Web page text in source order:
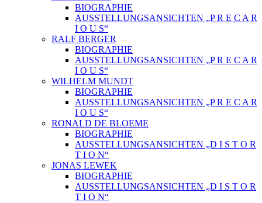
BIOGRAPHIE
AUSSTELLUNGSANSICHTEN „P R E C A R
I O U S“
RALF BERGER
BIOGRAPHIE
AUSSTELLUNGSANSICHTEN „P R E C A R
I O U S“
WILHELM MUNDT
BIOGRAPHIE
AUSSTELLUNGSANSICHTEN „P R E C A R
I O U S“
RONALD DE BLOEME
BIOGRAPHIE
AUSSTELLUNGSANSICHTEN „D I S T O R
T I O N“
JONAS LEWEK
BIOGRAPHIE
AUSSTELLUNGSANSICHTEN „D I S T O R
T I O N“